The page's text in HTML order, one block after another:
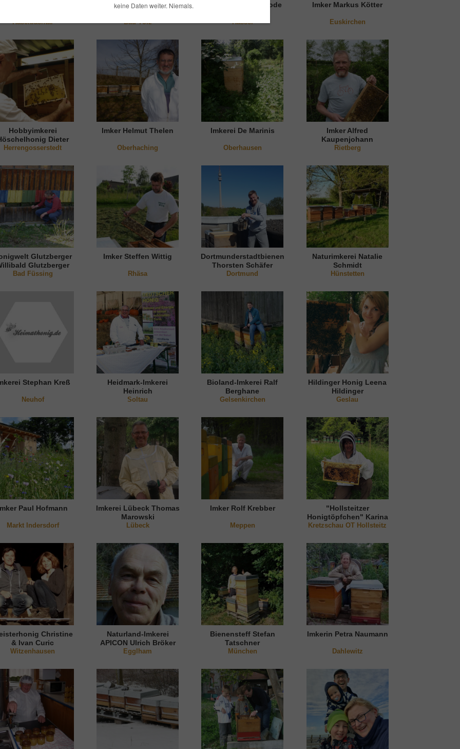
Haselbachtal
Der Honig Graf Markus
Bad Tölz
Imkerei Margret Rhode
Hassel
Imker Markus Kötter
Euskirchen
Hobbyimkerei
Dieter
Höschel
Herrengosserstedt
Imker Helmut Thelen
Oberhaching
Imkerei De Marinis
Oberhausen
Imker Alfred
Kaupenjohann
Rietberg
Glutzberger
Glutzberger
Bad Füssing
Imker Steffen Wittig
Rhäsa
Dortmunderstadtbienen
Thorsten Schäfer
Dortmund
Naturimkerei Natalie
Schmidt
Hünstetten
Stephan Kreß
Neuhof
Heidmark-Imkerei
Heinrich
Scharringhausen
Soltau
Bioland-Imkerei Ralf
Berghane
Gelsenkirchen
Hildinger Honig Leena
Hildinger
Geslau
Paul Hofmann
Markt Indersdorf
Imkerei Lübeck Thomas
Marowski
Lübeck
Imker Rolf Krebber
Meppen
"Hollsteitzer
Honigtöpfchen" Karina
& Alwin Schulze
Kretzschau OT Hollsteitz
Christine
& Ivan Curic
Witzenhausen
Naturland-Imkerei
APICON Ulrich Bröker
Egglham
Bienensteff Stefan
Tatschner
München
Imkerin Petra Naumann
Dahlewitz